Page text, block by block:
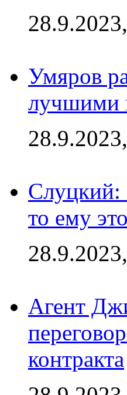
Умяров
лучшими
Слуцкий:
то ему
Агент
контракта